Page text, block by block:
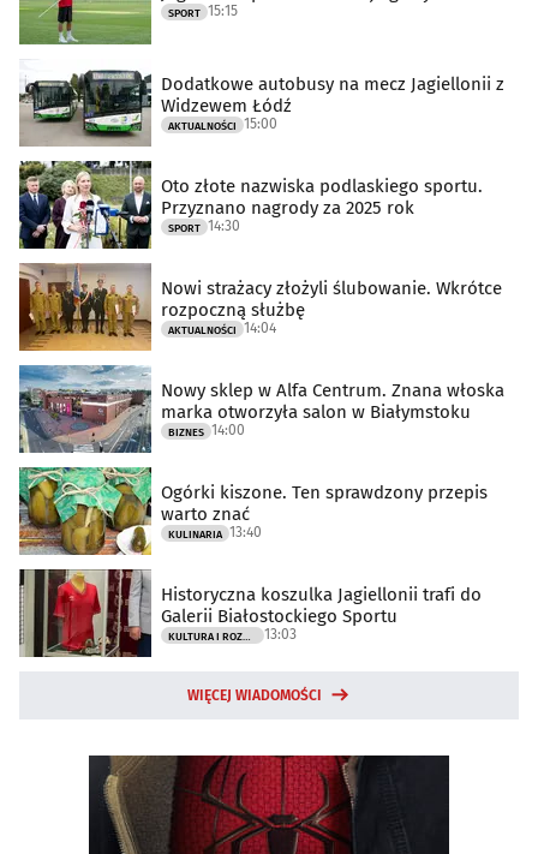
SPORT 15:15
Dodatkowe autobusy na mecz Jagiellonii z
Widzewem Łódź
AKTUALNOŚCI 15:00
Oto złote nazwiska podlaskiego sportu.
Przyznano nagrody za 2025 rok
SPORT 14:30
Nowi strażacy złożyli ślubowanie. Wkrótce
rozpoczną służbę
AKTUALNOŚCI 14:04
Nowy sklep w Alfa Centrum. Znana włoska
marka otworzyła salon w Białymstoku
BIZNES 14:00
Ogórki kiszone. Ten sprawdzony przepis
warto znać
KULINARIA 13:40
Historyczna koszulka Jagiellonii trafi do
Galerii Białostockiego Sportu
13:03
WIĘCEJ WIADOMOŚCI